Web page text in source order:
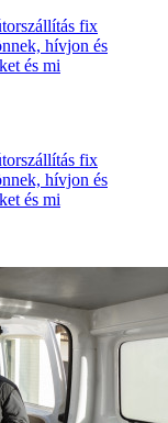
fix
hívjon és
és mi
fix
hívjon és
és mi